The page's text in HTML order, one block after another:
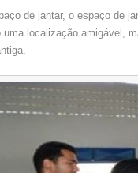
de jantar, o espaço de
uma localização amigável,